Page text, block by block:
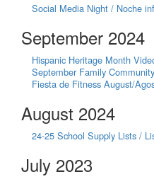
Social Media Night / Noche
September 2024
Hispanic Heritage Month
September Family
Fiesta de Fitness August/
August 2024
24-25 School Supply Lists /
July 2023